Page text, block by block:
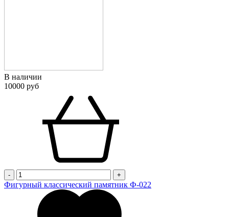
В наличии
10000 руб
- +
Фигурный классический памятник Ф-022